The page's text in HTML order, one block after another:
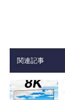
関連記事